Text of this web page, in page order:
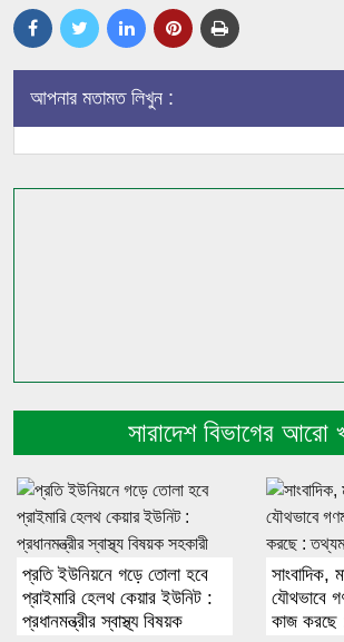
আপনার মতামত লিখুন :
সারাদেশ বিভাগের আরো
প্রতি ইউনিয়নে গড়ে তোলা হবে
প্রাইমারি হেলথ কেয়ার ইউনিট :
প্রধানমন্ত্রীর স্বাস্থ্য বিষয়ক
সাংবাদিক,
যৌথভাবে
কাজ করছে